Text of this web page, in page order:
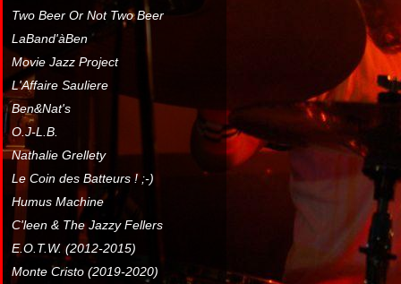
Two Beer Or Not Two Beer
LaBand'àBen
Movie Jazz Project
L'Affaire Sauliere
Ben&Nat's
O.J-L.B.
Nathalie Grellety
Le Coin des Batteurs ! ;-)
Humus Machine
C'leen & The Jazzy Fellers
E.O.T.W. (2012-2015)
Monte Cristo (2019-2020)